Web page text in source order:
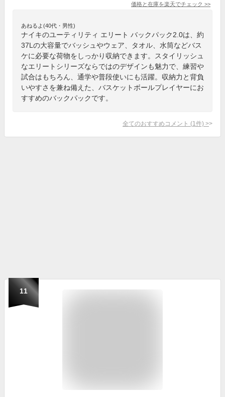
価格と在庫を楽天でチェック >>
あねるよ(40代・男性)
ナイキのユーティリティ エリート バックパック2.0は、約
37Lの大容量でバッシュやウェア、タオル、水筒などバス
ケに必要な荷物をしっかり収納できます。スタイリッシュ
なエリートシリーズならではのデザインも魅力で、練習や
試合はもちろん、通学や普段使いにも活躍。収納力と背負
いやすさを兼ね備えた、バスケットボールプレイヤーにお
すすめのバックパックです。
全てのおすすめコメント (1 件) >
11